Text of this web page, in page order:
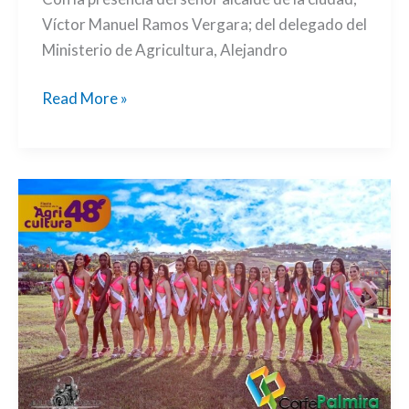
Víctor Manuel Ramos Vergara; del delegado del
Ministerio de Agricultura, Alejandro
Read More »
Las
candidatas
cívicas
se
tomaron
La
Buitrera